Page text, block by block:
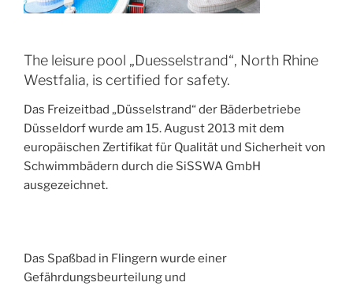
The leisure pool „Duesselstrand“, North Rhine
Westfalia, is certified for safety.
Das Freizeitbad „Düsselstrand“ der Bäderbetriebe
Düsseldorf wurde am 15. August 2013 mit dem
europäischen Zertifikat für Qualität und Sicherheit von
Schwimmbädern durch die SiSSWA GmbH
ausgezeichnet.
Das Spaßbad in Flingern wurde einer
Gefährdungsbeurteilung und